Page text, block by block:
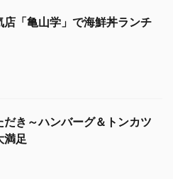
店「亀山学」で海鮮丼ランチ
だき～ハンバーグ＆トンカツ
満足